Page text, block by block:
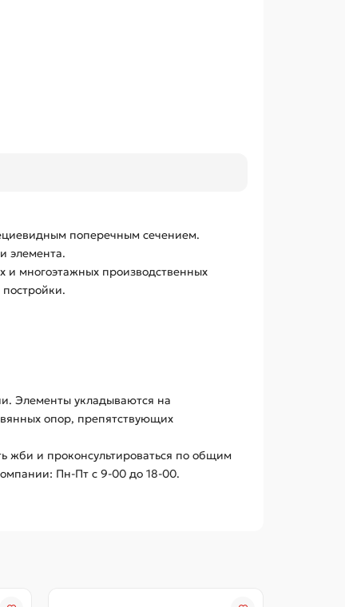
поперечным сечением.
элемента.
многоэтажных производственных
Элементы укладываются на
опор, препятствующих
жби и проконсультироваться по общим
Пн-Пт с 9-00 до 18-00.